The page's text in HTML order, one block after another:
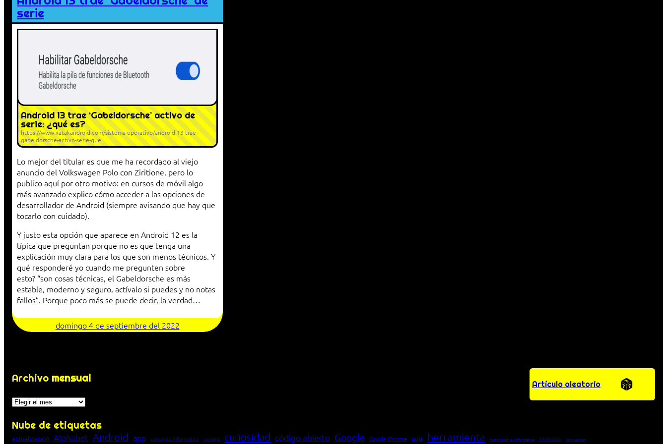
serie
Android 13 trae ‘Gabeldorsche’ activo de
serie: ¿qué es?
https://www.xatakandroid.com/sistema-operativo/android-13-trae-
gabeldorsche-activo-serie-que
Lo mejor del titular es que me ha recordado al viejo
anuncio del Volkswagen Polo con Ziritione, pero lo
publico aquí por otro motivo: en cursos de móvil algo
más avanzado explico cómo acceder a las opciones de
desarrollador de Android (siempre avisando que hay que
tocarlo con cuidado).
Y justo esta opción que aparece en Android 12 es la
típica que preguntan porque no es que tenga una
explicación muy clara para los que son menos técnicos. Y
qué responderé yo cuando me pregunten sobre
esto? “son cosas técnicas, el Gabeldorsche es más
estable, moderno y seguro, actívalo si puedes y no notas
fallos”. Porque poco más se puede decir, la verdad…
domingo 4 de septiembre del 2022
Archivo mensual
Archivos
Artículo aleatorio
Nube de etiquetas
actualización Alphabet Android app concepto informático consejo curiosidad código abierto Google Google Chrome guía herramienta historia de la Informática Informática innovación